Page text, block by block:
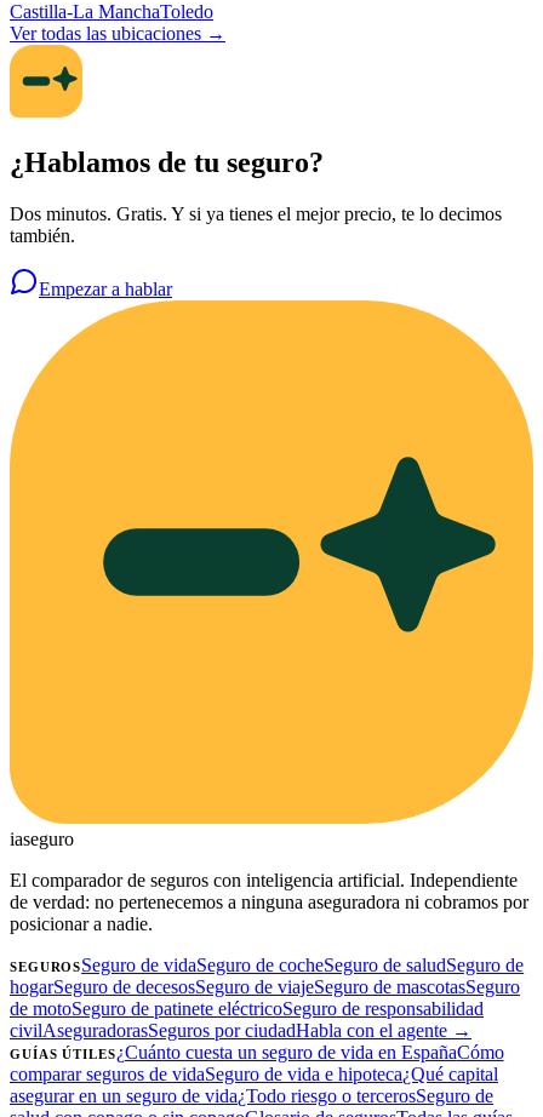
Castilla-La ManchaToledo
Ver todas las ubicaciones →
¿Hablamos de tu seguro?
Dos minutos. Gratis. Y si ya tienes el mejor precio, te lo decimos
también.
Empezar a hablar
iaseguro
El comparador de seguros con inteligencia artificial. Independiente
de verdad: no pertenecemos a ninguna aseguradora ni cobramos por
posicionar a nadie.
SEGUROSSeguro de vidaSeguro de cocheSeguro de saludSeguro de
hogarSeguro de decesosSeguro de viajeSeguro de mascotasSeguro
de motoSeguro de patinete eléctricoSeguro de responsabilidad
civilAseguradorasSeguros por ciudadHabla con el agente →
GUÍAS ÚTILES¿Cuánto cuesta un seguro de vida en EspañaCómo
comparar seguros de vidaSeguro de vida e hipoteca¿Qué capital
asegurar en un seguro de vida¿Todo riesgo o tercerosSeguro de